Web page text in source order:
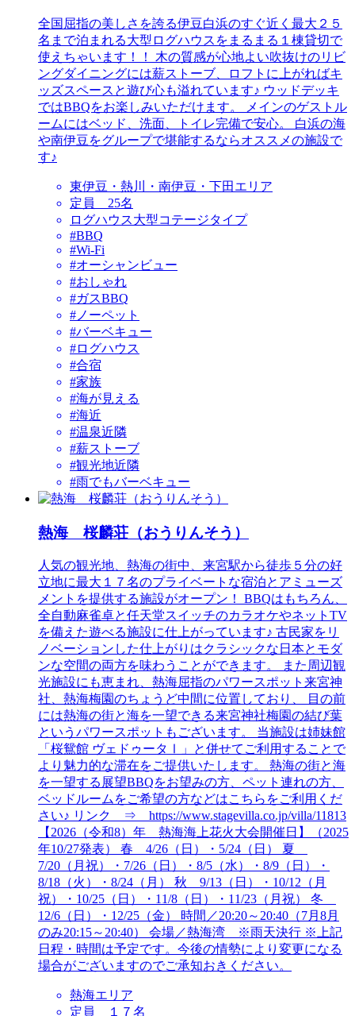
全国屈指の美しさを誇る伊豆白浜のすぐ近く最大２５
名まで泊まれる大型ログハウスをまるまる１棟貸切で
使えちゃいます！！ 木の質感が心地よい吹抜けのリビ
ングダイニングには薪ストーブ、ロフトに上がればキ
ッズスペースと遊び心も溢れています♪ ウッドデッキ
ではBBQをお楽しみいただけます。 メインのゲストル
ームにはベッド、洗面、トイレ完備で安心。 白浜の海
や南伊豆をグループで堪能するならオススメの施設で
す♪
東伊豆・熱川・南伊豆・下田エリア
定員 25名
ログハウス大型コテージタイプ
#BBQ
#Wi-Fi
#オーシャンビュー
#おしゃれ
#ガスBBQ
#ノーペット
#バーベキュー
#ログハウス
#合宿
#家族
#海が見える
#海近
#温泉近隣
#薪ストーブ
#観光地近隣
#雨でもバーベキュー
熱海 桜麟荘（おうりんそう）
人気の観光地、熱海の街中、来宮駅から徒歩５分の好
立地に最大１７名のプライベートな宿泊とアミューズ
メントを提供する施設がオープン！ BBQはもちろん、
全自動麻雀卓と任天堂スイッチのカラオケやネットTV
を備えた遊べる施設に仕上がっています♪ 古民家をリ
ノベーションした仕上がりはクラシックな日本とモダ
ンな空間の両方を味わうことができます。 また周辺観
光施設にも恵まれ、熱海屈指のパワースポット来宮神
社、熱海梅園のちょうど中間に位置しており、 目の前
には熱海の街と海を一望できる来宮神社梅園の結び葉
というパワースポットもございます。 当施設は姉妹館
「桜鴛館 ヴェドゥータⅠ」と併せてご利用することで
より魅力的な滞在をご提供いたします。 熱海の街と海
を一望する展望BBQをお望みの方、ペット連れの方、
ベッドルームをご希望の方などはこちらをご利用くだ
さい♪ リンク ⇒ https://www.stagevilla.co.jp/villa/11813
【2026（令和8）年 熱海海上花火大会開催日】（2025
年10/27発表） 春 4/26（日）・5/24（日） 夏
7/20（月祝）・7/26（日）・8/5（水）・8/9（日）・
8/18（火）・8/24（月） 秋 9/13（日）・10/12（月
祝）・10/25（日）・11/8（日）・11/23（月祝） 冬
12/6（日）・12/25（金） 時間／20:20～20:40（7月8月
のみ20:15～20:40） 会場／熱海湾 ※雨天決行 ※上記
日程・時間は予定です。今後の情勢により変更になる
場合がございますのでご承知おきください。
熱海エリア
定員 １７名